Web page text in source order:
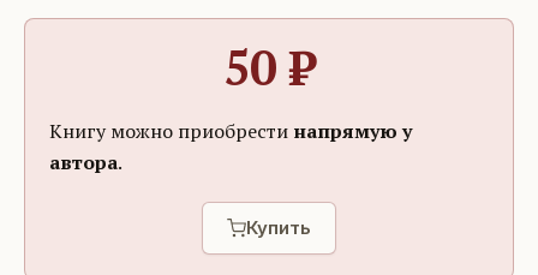
50₽
Книгу можно приобрести напрямую у
автора.
Купить